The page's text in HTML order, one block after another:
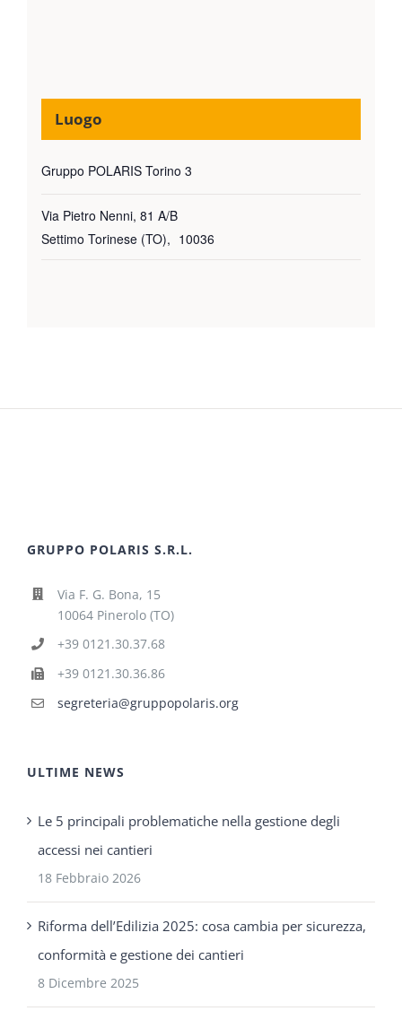
Luogo
Gruppo POLARIS Torino 3
Via Pietro Nenni, 81 A/B
Settimo Torinese (TO), 10036
GRUPPO POLARIS S.R.L.
Via F. G. Bona, 15
10064 Pinerolo (TO)
+39 0121.30.37.68
+39 0121.30.36.86
segreteria@gruppopolaris.org
ULTIME NEWS
Le 5 principali problematiche nella gestione degli
accessi nei cantieri
18 Febbraio 2026
Riforma dell’Edilizia 2025: cosa cambia per sicurezza,
conformità e gestione dei cantieri
8 Dicembre 2025